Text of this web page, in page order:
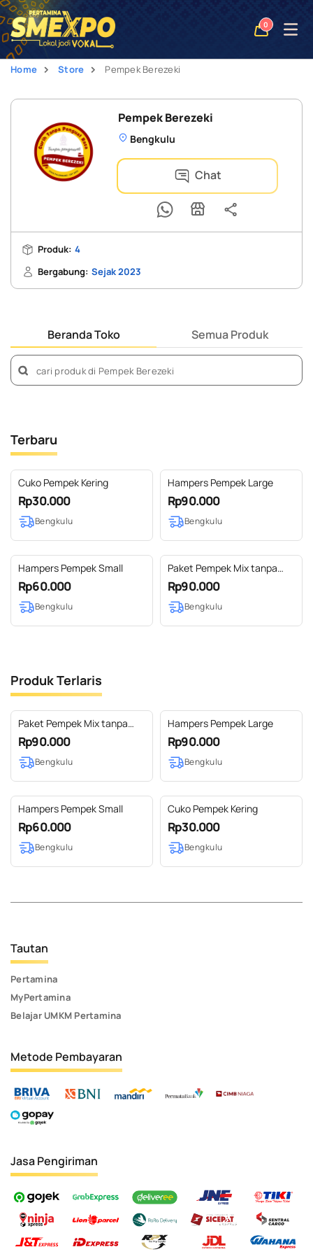
0
Open
Home Store Pempek Berezeki
Pempek Berezeki
Bengkulu
Chat
Produk: 4
Bergabung: Sejak 2023
Beranda Toko Semua Produk
Terbaru
Cuko Pempek Kering
Rp30.000
Bengkulu
Hampers Pempek Large
Rp90.000
Bengkulu
Hampers Pempek Small
Rp60.000
Bengkulu
Paket Pempek Mix tanpa
Penguat Rasa
Rp90.000
Bengkulu
Produk Terlaris
Paket Pempek Mix tanpa
Penguat Rasa
Rp90.000
Bengkulu
Hampers Pempek Large
Rp90.000
Bengkulu
Hampers Pempek Small
Rp60.000
Bengkulu
Cuko Pempek Kering
Rp30.000
Bengkulu
Tautan
Pertamina
MyPertamina
Belajar UMKM Pertamina
Metode Pembayaran
Jasa Pengiriman